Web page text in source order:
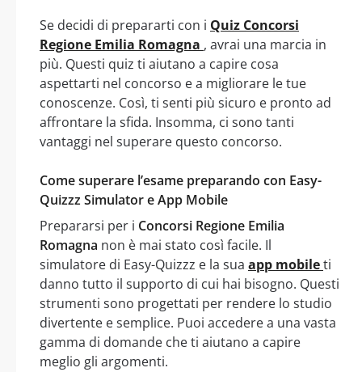
Se decidi di prepararti con i Quiz Concorsi
Regione Emilia Romagna , avrai una marcia in
più. Questi quiz ti aiutano a capire cosa
aspettarti nel concorso e a migliorare le tue
conoscenze. Così, ti senti più sicuro e pronto ad
affrontare la sfida. Insomma, ci sono tanti
vantaggi nel superare questo concorso.
Come superare l’esame preparando con Easy-
Quizzz Simulator e App Mobile
Prepararsi per i Concorsi Regione Emilia
Romagna non è mai stato così facile. Il
simulatore di Easy-Quizzz e la sua app mobileti
danno tutto il supporto di cui hai bisogno. Questi
strumenti sono progettati per rendere lo studio
divertente e semplice. Puoi accedere a una vasta
gamma di domande che ti aiutano a capire
meglio gli argomenti.